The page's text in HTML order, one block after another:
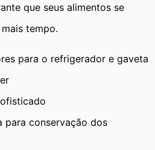
que seus alimentos se
tempo.
para o refrigerador e gaveta
para conservação dos